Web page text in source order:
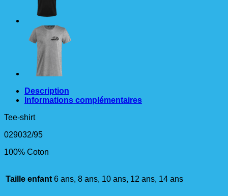
Description
Informations complémentaires
Tee-shirt
029032/95
100% Coton
Taille enfant 6 ans, 8 ans, 10 ans, 12 ans, 14 ans